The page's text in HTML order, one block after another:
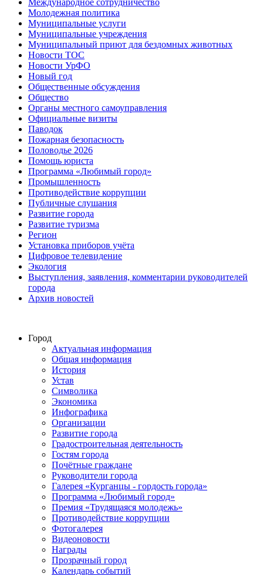
Международное сотрудничество
Молодежная политика
Муниципальные услуги
Муниципальные учреждения
Муниципальный приют для бездомных животных
Новости ТОС
Новости УрФО
Новый год
Общественные обсуждения
Общество
Органы местного самоуправления
Официальные визиты
Паводок
Пожарная безопасность
Половодье 2026
Помощь юриста
Программа «Любимый город»
Промышленность
Противодействие коррупции
Публичные слушания
Развитие города
Развитие туризма
Регион
Установка приборов учёта
Цифровое телевидение
Экология
Выступления, заявления, комментарии руководителей
города
Архив новостей
Город
Актуальная информация
Общая информация
История
Устав
Символика
Экономика
Инфографика
Организации
Развитие города
Градостроительная деятельность
Гостям города
Почётные граждане
Руководители города
Галерея «Курганцы - гордость города»
Программа «Любимый город»
Премия «Трудящаяся молодежь»
Противодействие коррупции
Фотогалерея
Видеоновости
Награды
Прозрачный город
Календарь событий